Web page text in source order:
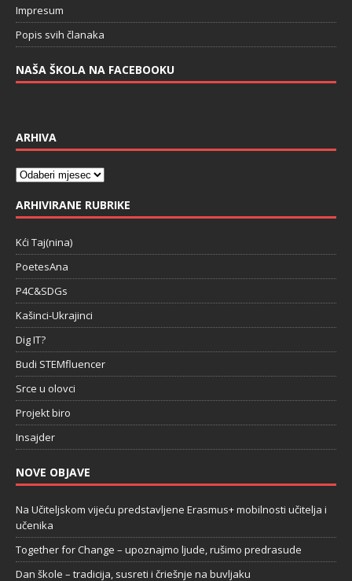
Impresum
Popis svih članaka
NAŠA ŠKOLA NA FACEBOOKU
ARHIVA
ARHIVIRANE RUBRIKE
Kći Taj(nina)
PoetesAna
P4C&SDGs
Kašinci-Ukrajinci
Dig IT?
Budi STEMfluencer
Srce u olovci
Projekt biro
Insajder
NOVE OBJAVE
Na Učiteljskom vijeću predstavljene Erasmus+ mobilnosti učitelja i
učenika
Together for Change – upoznajmo ljude, rušimo predrasude
Dan škole – tradicija, susreti i čriešnje na buvljaku